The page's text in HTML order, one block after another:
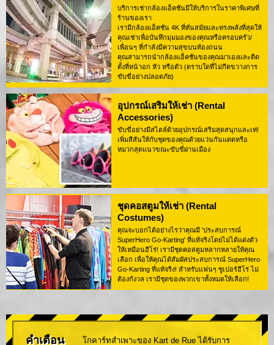
บริการเช่ากล้องแอ็คชันมีให้บริการในราคาพิเศษที่
ร้านของเรา
เรามีกล้องแอ็คชัน 4K ที่ทันสมัยและทรงพลังที่สุดให้
คุณเช่าเพื่อบันทึกมุมมองของคุณหรือครอบครัว/
เพื่อนๆ ที่กำลังมีความสุขบนท้องถนน
คุณสามารถนำกล้องแอ็คชันของคุณมาเองและติด
ตั้งที่หน้าอก หัว หรือตัว (ตราบใดที่ไม่กีดขวางการ
ขับขี่อย่างปลอดภัย)
อุปกรณ์เสริมให้เช่า (Rental
Accessories)
ขับขี่อย่างมีสไตล์ด้วยอุปกรณ์เสริมสุดสนุกและเท่!
เพิ่มสีสันให้กับชุดของคุณด้วยแว่นกันแดดหรือ
หมวกสุดแนวขณะขับขี่ผ่านเมือง
ชุดคอสตูมให้เช่า (Rental
Costumes)
คุณจะบอกได้อย่างไรว่าคุณมี 'ประสบการณ์
SuperHero Go-Karting' ที่แท้จริงโดยไม่ได้แต่งตัว
ให้เหมือนฮีโร่! เรามีชุดคอสตูมหลากหลายให้คุณ
เลือก เพื่อให้คุณได้สัมผัสประสบการณ์ SuperHero
Go-Karting ที่แท้จริง! สำหรับแฟนๆ ซูเปอร์ฮีโร่ ไม่
ต้องกังวล เรามีชุดของพวกเขาทั้งหมดให้เลือก!
คำเตือน
โกคาร์ทสำเพาะของ Kart de Rue ได้รับการ